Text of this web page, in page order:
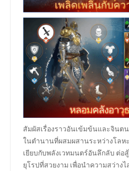
สัมผัสเรื่องราวอันเข้มข้นและจินต
ในตำนานที่ผสมผสานระหว่างโลห
เยียบกับพลังเวทมนตร์อันลึกลับ ต่อ
ยุโรปที่สวยงาม เพื่อนำความสว่าง